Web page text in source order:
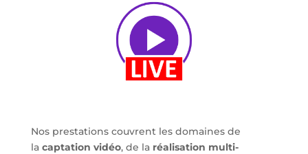
Nos prestations couvrent les domaines de
la captation vidéo, de la réalisation multi-